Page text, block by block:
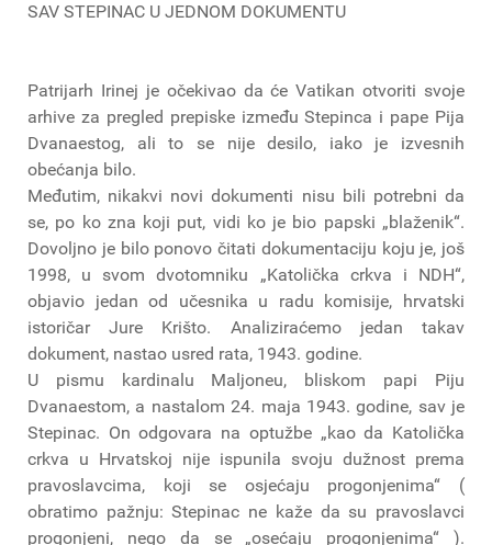
SAV STEPINAC U JEDNOM DOKUMENTU
Patrijarh Irinej je očekivao da će Vatikan otvoriti svoje
arhive za pregled prepiske između Stepinca i pape Pija
Dvanaestog, ali to se nije desilo, iako je izvesnih
obećanja bilo.
Međutim, nikakvi novi dokumenti nisu bili potrebni da
se, po ko zna koji put, vidi ko je bio papski „blaženik“.
Dovoljno je bilo ponovo čitati dokumentaciju koju je, još
1998, u svom dvotomniku „Katolička crkva i NDH“,
objavio jedan od učesnika u radu komisije, hrvatski
istoričar Jure Krišto. Analiziraćemo jedan takav
dokument, nastao usred rata, 1943. godine.
U pismu kardinalu Maljoneu, bliskom papi Piju
Dvanaestom, a nastalom 24. maja 1943. godine, sav je
Stepinac. On odgovara na optužbe „kao da Katolička
crkva u Hrvatskoj nije ispunila svoju dužnost prema
pravoslavcima, koji se osjećaju progonjenima“ (
obratimo pažnju: Stepinac ne kaže da su pravoslavci
progonjeni, nego da se „osećaju progonjenima“ ).